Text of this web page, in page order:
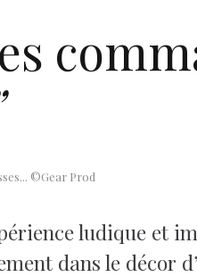
©Gear Prod
ludique et
dans le décor